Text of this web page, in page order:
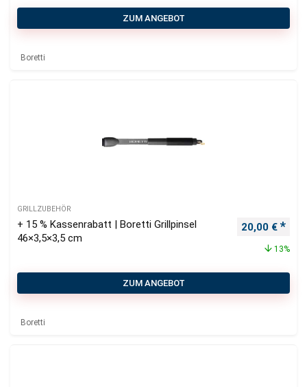
ZUM ANGEBOT
Boretti
GRILLZUBEHÖR
+ 15 % Kassenrabatt | Boretti Grillpinsel
46×3,5×3,5 cm
20,00 €
13%
ZUM ANGEBOT
Boretti